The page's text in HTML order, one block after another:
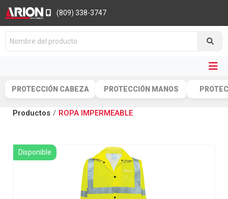
(809) 338-3747
PROTECCIÓN CABEZA PROTECCIÓN MANOS
Productos ROPA IMPERMEABLE
Disponible